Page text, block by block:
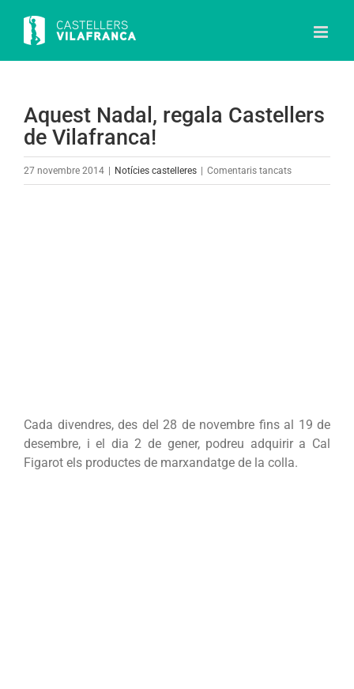
content
Aquest Nadal, regala Castellers
de Vilafranca!
27 novembre 2014 Notícies castelleres Comentaris tancatsa
Cada divendres, des del 28 de novembre fins al 19 de
desembre, i el dia 2 de gener, podreu adquirir a Cal
Figarot els productes de marxandatge de la colla.